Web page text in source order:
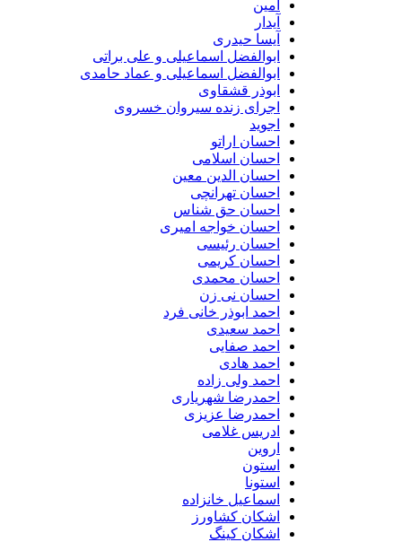
آیسا حیدری
ابوالفضل اسماعیلی و علی براتی
ابوالفضل اسماعیلی و عماد حامدی
ابوذر قشقاوی
اجرای زنده سیروان خسروی
احسان اراتو
احسان اسلامی
احسان الدین معین
احسان تهرانچی
احسان حق شناس
احسان خواجه امیری
احسان رئیسی
احسان کریمی
احسان محمدی
احسان نی زن
احمد ابوذر خانی فرد
احمد سعیدی
احمد صفایی
احمد هادی
احمد ولی زاده
احمدرضا شهریاری
احمدرضا عزیزی
ادریس غلامی
اسماعیل خانزاده
اشکان کشاورز
اشکان کینگ